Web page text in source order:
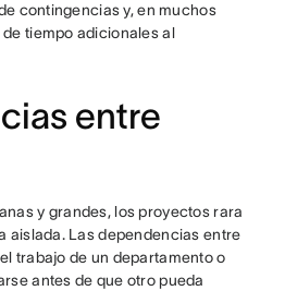
contingencias y, en muchos
tiempo adicionales al
entre
y grandes, los proyectos rara
aislada. Las dependencias entre
trabajo de un departamento o
antes de que otro pueda